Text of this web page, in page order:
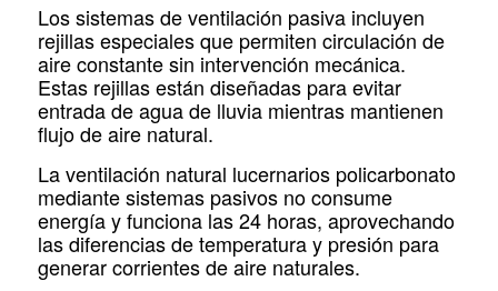
Los sistemas de ventilación pasiva incluyen
rejillas especiales que permiten circulación de
aire constante sin intervención mecánica.
Estas rejillas están diseñadas para evitar
entrada de agua de lluvia mientras mantienen
flujo de aire natural.
La ventilación natural lucernarios policarbonato
mediante sistemas pasivos no consume
energía y funciona las 24 horas, aprovechando
las diferencias de temperatura y presión para
generar corrientes de aire naturales.